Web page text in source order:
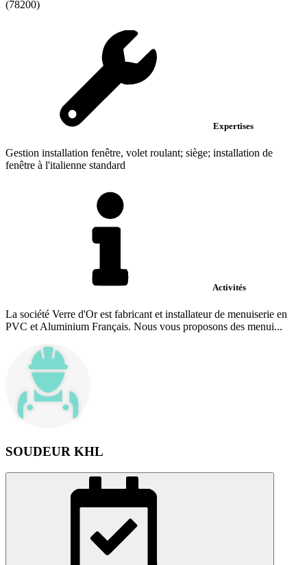
(78200)
Expertises
Gestion installation fenêtre, volet roulant; siège; installation de
fenêtre à l'italienne standard
Activités
La société Verre d'Or est fabricant et installateur de menuiserie en
PVC et Aluminium Français. Nous vous proposons des menui...
SOUDEUR KHL